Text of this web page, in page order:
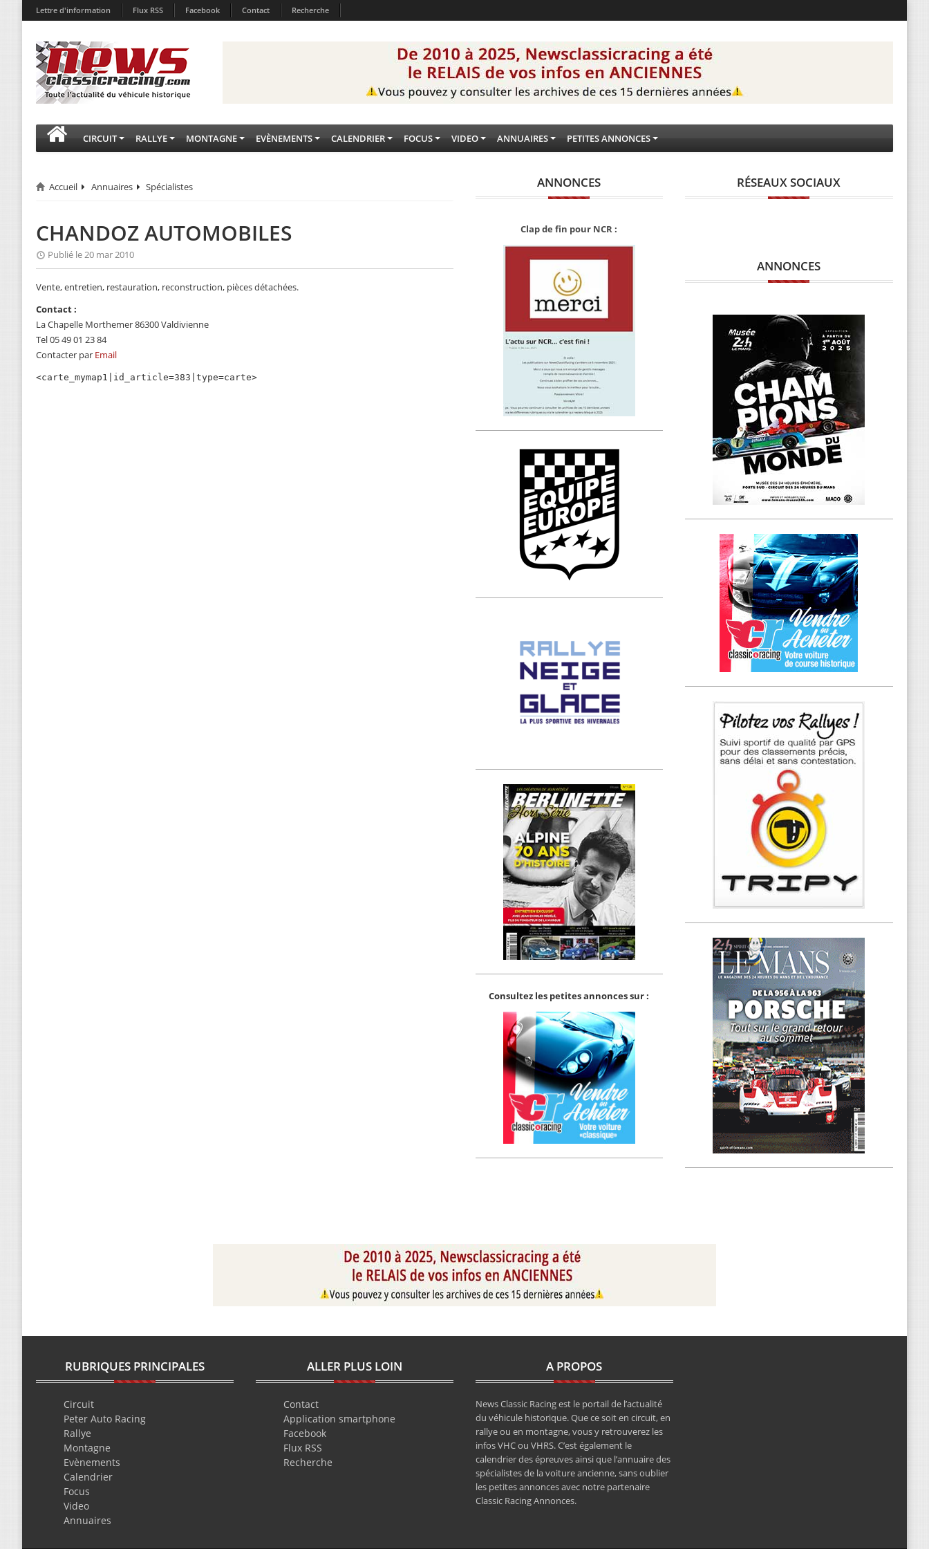
Lettre d'information Flux RSS Facebook Contact Recherche
CIRCUIT RALLYE MONTAGNE EVÈNEMENTS CALENDRIER FOCUS VIDEO ANNUAIRES PETITES ANNONCES
Accueil Annuaires Spécialistes
CHANDOZ AUTOMOBILES
Publié le 20 mar 2010
Vente, entretien, restauration, reconstruction, pièces détachées.
Contact :
La Chapelle Morthemer 86300 Valdivienne
Tel 05 49 01 23 84
Contacter par Email
<carte_mymap1|id_article=383|type=carte>
ANNONCES
Clap de fin pour NCR :
Consultez les petites annonces sur :
RÉSEAUX SOCIAUX
ANNONCES
RUBRIQUES PRINCIPALES
Circuit
Peter Auto Racing
Rallye
Montagne
Evènements
Calendrier
Focus
Video
Annuaires
ALLER PLUS LOIN
Contact
Application smartphone
Facebook
Flux RSS
Recherche
A PROPOS
News Classic Racing est le portail de l’actualité
du véhicule historique. Que ce soit en circuit, en
rallye ou en montagne, vous y retrouverez les
infos VHC ou VHRS. C’est également le
calendrier des épreuves ainsi que l’annuaire des
spécialistes de la voiture ancienne, sans oublier
les petites annonces avec notre partenaire
Classic Racing Annonces.